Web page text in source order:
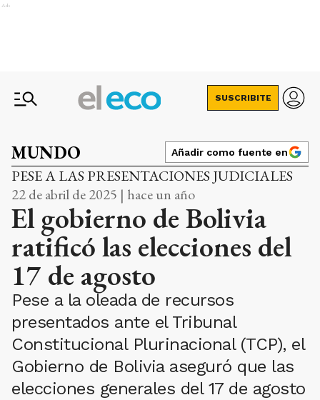
Ads
SUSCRIBITE
MUNDO Añadir como fuente en
PESE A LAS PRESENTACIONES JUDICIALES
22 de abril de 2025 | hace un año
El gobierno de Bolivia
ratificó las elecciones del
17 de agosto
Pese a la oleada de recursos
presentados ante el Tribunal
Constitucional Plurinacional (TCP), el
Gobierno de Bolivia aseguró que las
elecciones generales del 17 de agosto